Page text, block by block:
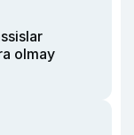
olmay